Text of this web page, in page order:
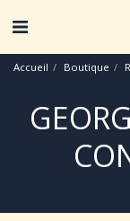
Accueil Boutique